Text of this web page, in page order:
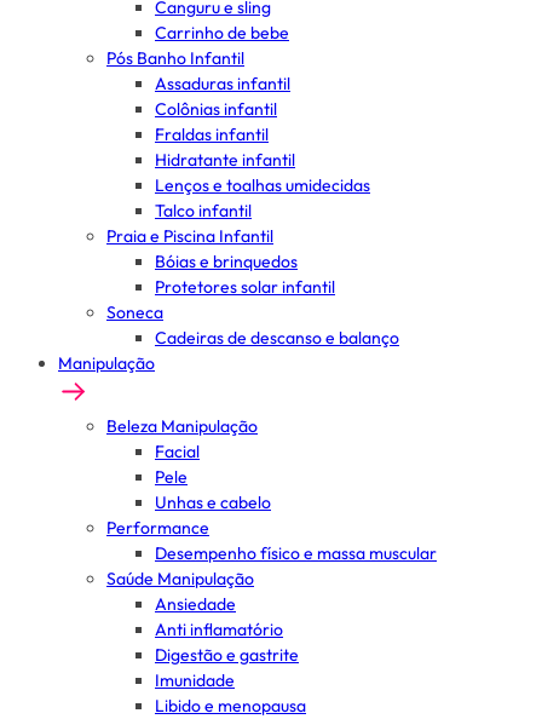
Canguru e sling
Carrinho de bebe
Pós Banho Infantil
Assaduras infantil
Colônias infantil
Fraldas infantil
Hidratante infantil
Lenços e toalhas umidecidas
Talco infantil
Praia e Piscina Infantil
Bóias e brinquedos
Protetores solar infantil
Soneca
Cadeiras de descanso e balanço
Manipulação
Beleza Manipulação
Facial
Pele
Unhas e cabelo
Performance
Desempenho físico e massa muscular
Saúde Manipulação
Ansiedade
Anti inflamatório
Digestão e gastrite
Imunidade
Libido e menopausa